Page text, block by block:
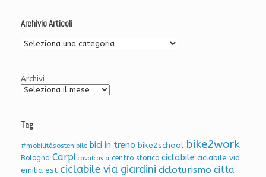
Archivio Articoli
Archivio
Archivi
Tag
#mobilitàsostenibile bici in treno bike2school bike2work
Bologna Carpi cavalcavia centro storico ciclabile ciclabile via
emilia est ciclabile via giardini cicloturismo citta